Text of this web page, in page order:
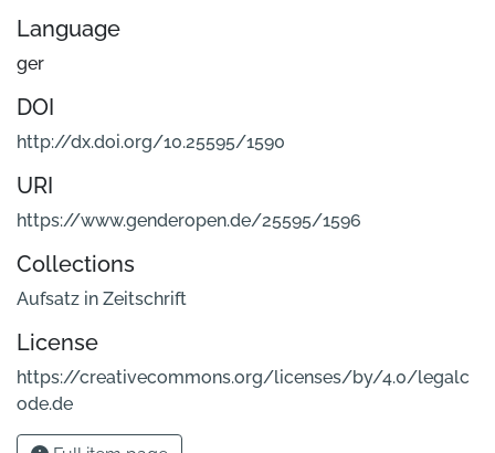
Language
ger
DOI
http://dx.doi.org/10.25595/1590
URI
https://www.genderopen.de/25595/1596
Collections
Aufsatz in Zeitschrift
License
https://creativecommons.org/licenses/by/4.0/legalc
ode.de